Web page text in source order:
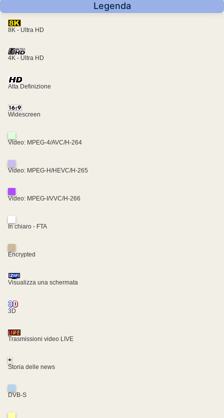
Legenda
8K - Ultra HD
4K - Ultra HD
Alta Definizione
Widescreen
Video: MPEG-4/AVC/H-264
Video: MPEG-H/HEVC/H-265
Video: MPEG-I/VVC/H-266
In chiaro - FTA
Encrypted
Visualizza una schermata
3D
Trasmissioni video LIVE
+
Storia delle news
DVB-S